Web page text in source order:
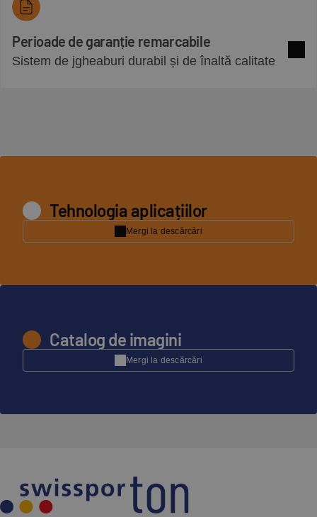
Perioade de garanție remarcabile
Sistem de jgheaburi durabil și de înaltă calitate
Tehnologia aplicațiilor
Mergi la descărcări
Catalog de imagini
Mergi la descărcări